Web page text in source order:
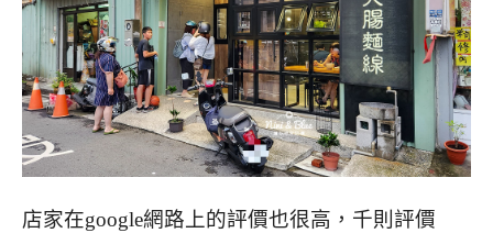
店家在google網路上的評價也很高，千則評價